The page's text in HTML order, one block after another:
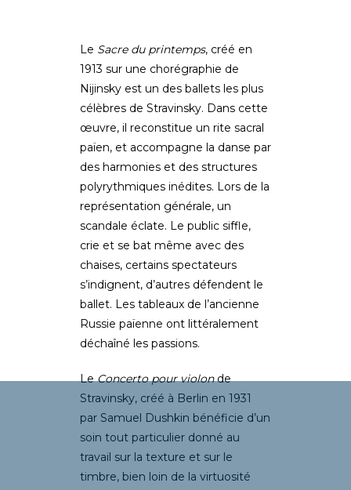
Le Sacre du printemps, créé en
1913 sur une chorégraphie de
Nijinsky est un des ballets les plus
célèbres de Stravinsky. Dans cette
œuvre, il reconstitue un rite sacral
païen, et accompagne la danse par
des harmonies et des structures
polyrythmiques inédites. Lors de la
représentation générale, un
scandale éclate. Le public siffle,
crie et se bat même avec des
chaises, certains spectateurs
s’indignent, d’autres défendent le
ballet. Les tableaux de l’ancienne
Russie païenne ont littéralement
déchaîné les passions.
LeConcerto pour violonde
Stravinsky, créé à Berlin en 1931
par Samuel Dushkin bénéficie d’un
soin tout particulier donné au
travail sur la texture et sur le
timbre, bien loin de la virtuosité